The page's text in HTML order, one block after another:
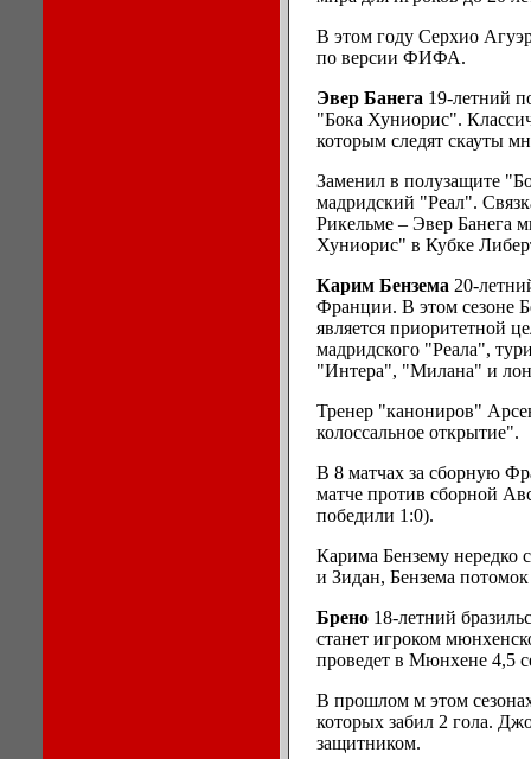
В этом году Серхио
по версии ФИФА.
Эвер Банега 19-летний
"Бока Хуниорис".
которым следят скауты
Заменил в полузащите
мадридский "Реал".
Рикельме – Эвер Банега
Хуниорис" в Кубке
Карим Бензема 20-
Франции. В этом сезоне
является приоритетной
мадридского "Реала",
"Интера", "Милана" и
Тренер "канониров"
колоссальное открытие".
В 8 матчах за сборную
матче против сборной
победили 1:0).
Карима Бензему нередко
и Зидан, Бензема
Брено 18-летний
станет игроком
проведет в Мюнхене 4,5
В прошлом м этом
которых забил 2 гола.
защитником.